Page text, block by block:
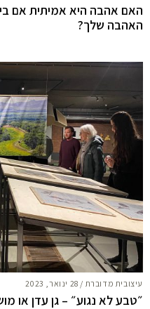
האם אהבה היא אמיתית אם
האהבה שלך?
עיצובית מדוברת / 28 ינואר, 2023
״טבע לא נגוע״ – גן עדן או